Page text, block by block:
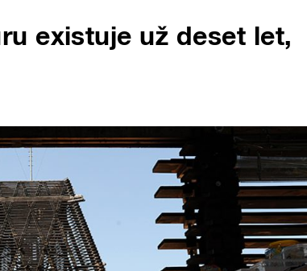
existuje už deset let,